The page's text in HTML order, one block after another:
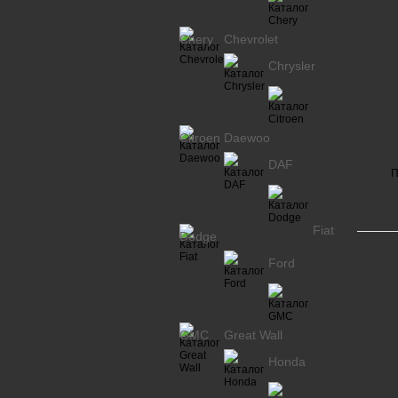
Chery
Chevrolet
Chrysler
Citroen Daewoo
DAF
Dodge Fiat
Ford
GMC
Great Wall
Honda